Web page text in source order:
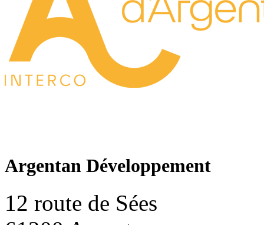
Argentan Développement
12 route de Sées